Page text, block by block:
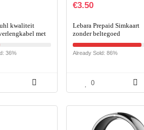
kwaliteit
met
en
met 2m kabel…
36%
€3.50
Lebara Prepaid Simkaart
zonder beltegoed
Already Sold: 86%
0